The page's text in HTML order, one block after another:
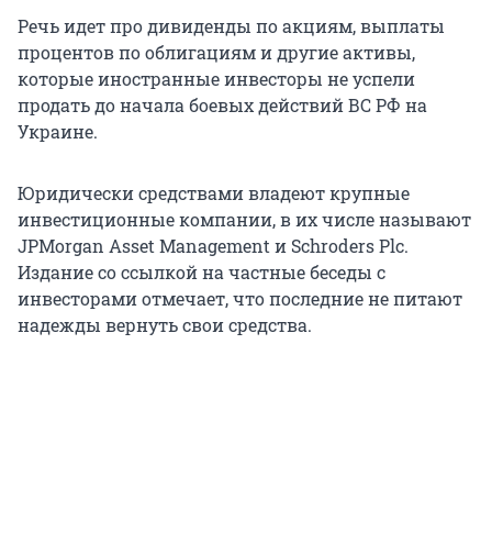
Речь идет про дивиденды по акциям, выплаты
процентов по облигациям и другие активы,
которые иностранные инвесторы не успели
продать до начала боевых действий ВС РФ на
Украине.
Юридически средствами владеют крупные
инвестиционные компании, в их числе называют
JPMorgan Asset Management и Schroders Plc.
Издание со ссылкой на частные беседы с
инвесторами отмечает, что последние не питают
надежды вернуть свои средства.